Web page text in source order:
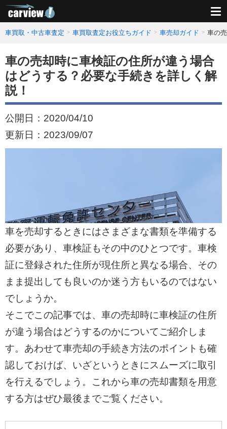
車買取・中古車査定 車買取査定お役立ちガイド 車売却ガイド 車の
車の売却時に車検証の住所が違う場合
はどうする？必要な手続きを詳しく解
説！
公開日： 2020/04/10
更新日： 2023/09/07
車を売却するときにはさまざまな書類を準備する
必要があり、車検証もその中のひとつです。車検
証に登録された住所が現住所と異なる場合、その
まま提出しても良いのか迷う方もいるのではない
でしょうか。
そこでこの記事では、車の売却時に車検証の住所
が違う場合はどうするのかについてご紹介しま
す。あわせて車売却の手続き方法のポイントも確
認しておけば、いざというときにスムーズに取引
を行えるでしょう。これから車の売却書類を用意
する方はぜひ最後までご覧ください。